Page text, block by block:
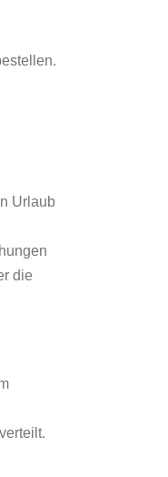
Urlaub
die